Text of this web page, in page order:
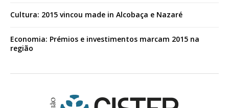
Cultura: 2015 vincou made in Alcobaça e Nazaré
Economia: Prémios e investimentos marcam 2015 na
região